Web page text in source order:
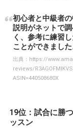
初心者と中級者
説明がネットで
く、参考に練習
ことができました
出典： https://
reviews/
ASIN=440508680X
19位：試合に勝
ッスン